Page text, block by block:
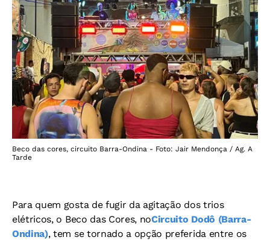
Beco das cores, circuito Barra-Ondina - Foto: Jair Mendonça / Ag. A
Tarde
Para quem gosta de fugir da agitação dos trios
elétricos, o Beco das Cores, noCircuito Dodô (Barra-
Ondina), tem se tornado a opção preferida entre os